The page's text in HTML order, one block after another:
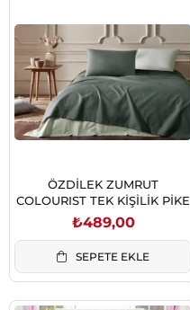
ÖZDİLEK ZUMRUT
COLOURIST TEK KİŞİLİK PİKE
₺489,00
SEPETE EKLE